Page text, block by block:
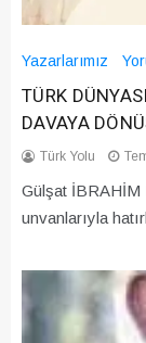
Yazarlarımız
TÜRK
DAVAYA
Türk Yolu
Gülşat İBRAHİM
unvanlarıyla